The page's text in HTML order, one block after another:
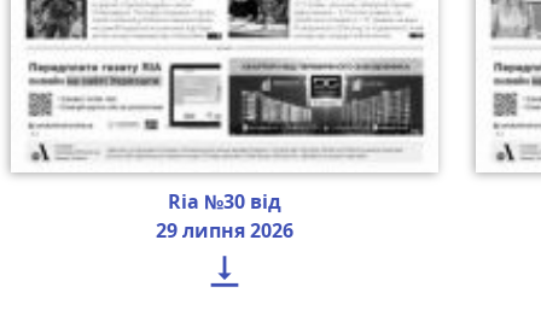
Ria №30 від
29 липня 2026
